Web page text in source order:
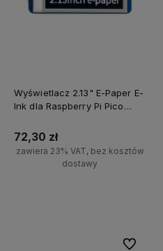
Wyświetlacz 2.13" E-Paper E-
Ink dla Raspberry Pi Pico
72,30 zł
zawiera 23% VAT, bez kosztów
dostawy
Do